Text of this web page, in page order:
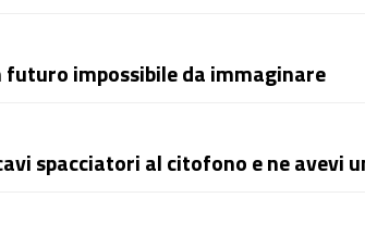
futuro impossibile da immaginare
spacciatori al citofono e ne avevi